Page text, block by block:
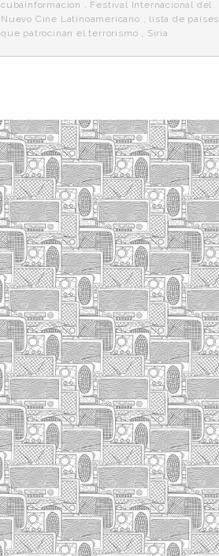
cubainformacion
Festival Internacional del
Nuevo Cine Latinoamericano
lista de países
que patrocinan el terrorismo
Siria